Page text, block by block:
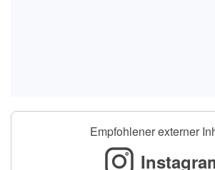
Empfohlener externer